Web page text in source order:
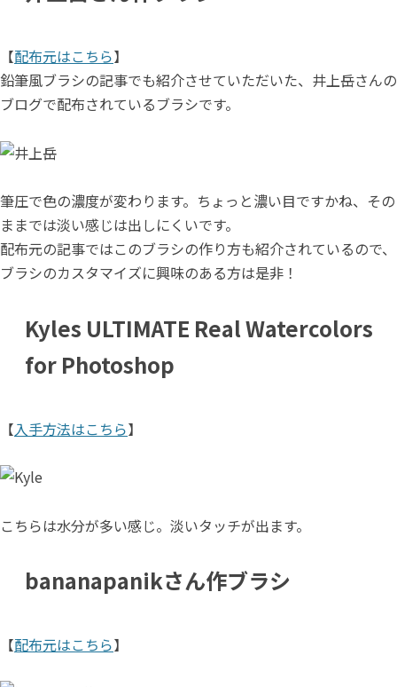
【配布元はこちら】
鉛筆風ブラシの記事でも紹介させていただいた、井上岳さんの
ブログで配布されているブラシです。
筆圧で色の濃度が変わります。ちょっと濃い目ですかね、その
ままでは淡い感じは出しにくいです。
配布元の記事ではこのブラシの作り方も紹介されているので、
ブラシのカスタマイズに興味のある方は是非！
Kyles ULTIMATE Real Watercolors
for Photoshop
【入手方法はこちら】
こちらは水分が多い感じ。淡いタッチが出ます。
bananapanikさん作ブラシ
【配布元はこちら】